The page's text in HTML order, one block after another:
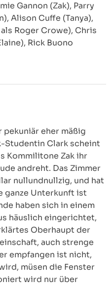
Gannon (Zak), Parry
Alison Cuffe (Tanya),
Roger Crowe), Chris
Rick Buono
eher mäßig
Studentin Clark scheint
Kommilitone Zak ihr
andreht. Das Zimmer
nullundnullzig, und hat
ganze Unterkunft ist
haben sich in einem
häuslich eingerichtet,
Oberhaupt der
auch strenge
empfangen ist nicht,
müsen die Fenster
wird nur über